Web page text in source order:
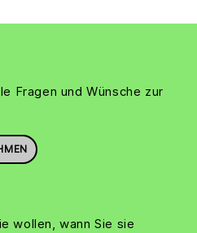
Fragen und Wünsche zur
wollen, wann Sie sie